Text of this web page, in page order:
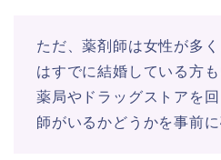
ただ、薬剤師は女性が多
はすでに結婚している方
薬局やドラッグストアを
師がいるかどうかを事前に